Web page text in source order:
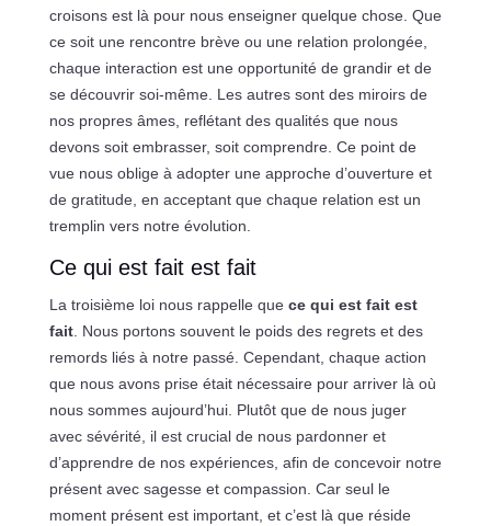
croisons est là pour nous enseigner quelque chose. Que
ce soit une rencontre brève ou une relation prolongée,
chaque interaction est une opportunité de grandir et de
se découvrir soi-même. Les autres sont des miroirs de
nos propres âmes, reflétant des qualités que nous
devons soit embrasser, soit comprendre. Ce point de
vue nous oblige à adopter une approche d’ouverture et
de gratitude, en acceptant que chaque relation est un
tremplin vers notre évolution.
Ce qui est fait est fait
La troisième loi nous rappelle que ce qui est fait est
fait. Nous portons souvent le poids des regrets et des
remords liés à notre passé. Cependant, chaque action
que nous avons prise était nécessaire pour arriver là où
nous sommes aujourd’hui. Plutôt que de nous juger
avec sévérité, il est crucial de nous pardonner et
d’apprendre de nos expériences, afin de concevoir notre
présent avec sagesse et compassion. Car seul le
moment présent est important, et c’est là que réside